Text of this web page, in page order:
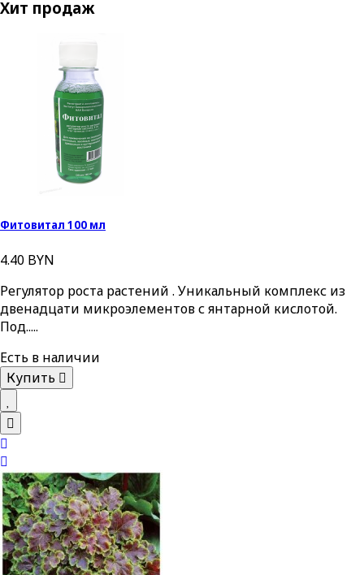
Хит продаж
Фитовитал 100 мл
4.40 BYN
Регулятор роста растений . Уникальный комплекс из
двенадцати микроэлементов с янтарной кислотой.
Под.....
Есть в наличии
Купить